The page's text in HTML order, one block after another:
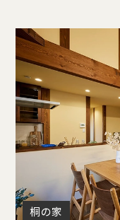
桐の家